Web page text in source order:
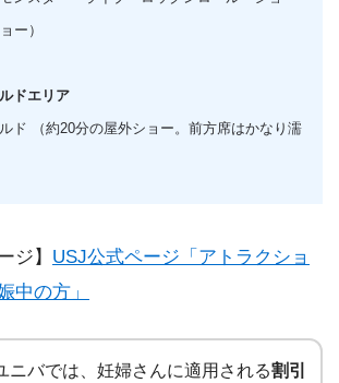
ー）
ドエリア
ド （約20分の屋外ショー。前方席はかなり濡
ジ】 USJ公式ページ「アトラクショ
中の方」
ニバでは、妊婦さんに適用される割引